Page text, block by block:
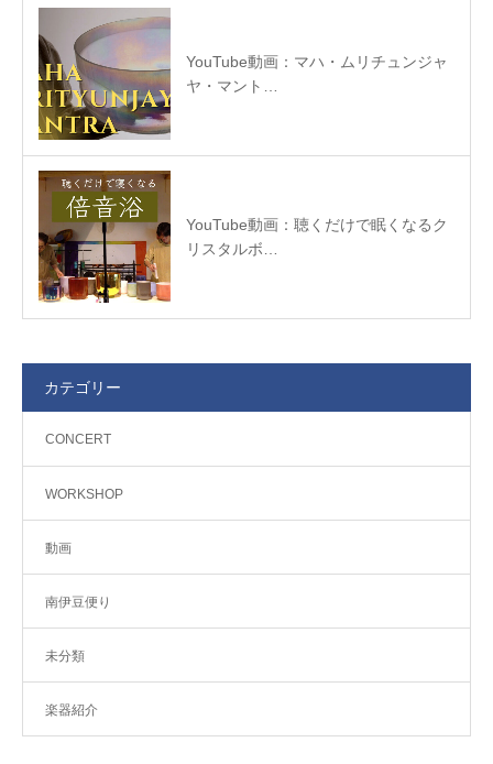
YouTube動画：マハ・ムリチュンジャ
ヤ・マント…
YouTube動画：聴くだけで眠くなるク
リスタルボ…
カテゴリー
CONCERT
WORKSHOP
動画
南伊豆便り
未分類
楽器紹介